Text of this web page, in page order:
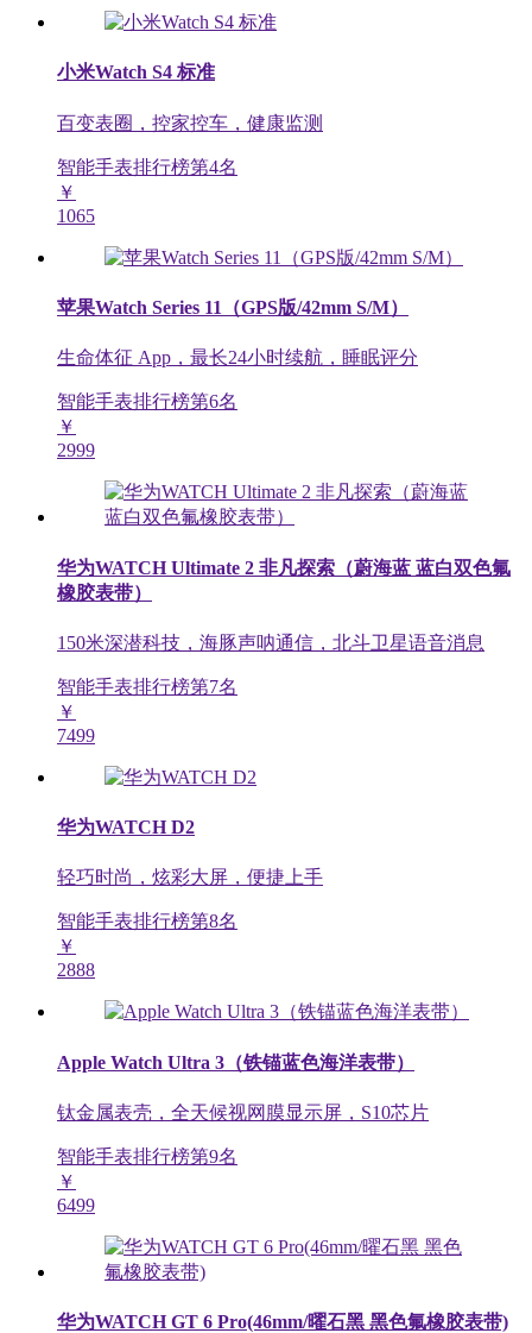
小米Watch S4 标准
百变表圈，控家控车，健康监测
智能手表排行榜第4名
￥
1065
苹果Watch Series 11（GPS版/42mm S/M）
生命体征 App，最长24小时续航，睡眠评分
智能手表排行榜第6名
￥
2999
华为WATCH Ultimate 2 非凡探索（蔚海蓝 蓝白双色氟
橡胶表带）
150米深潜科技，海豚声呐通信，北斗卫星语音消息
智能手表排行榜第7名
￥
7499
华为WATCH D2
轻巧时尚，炫彩大屏，便捷上手
智能手表排行榜第8名
￥
2888
Apple Watch Ultra 3（铁锚蓝色海洋表带）
钛金属表壳，全天候视网膜显示屏，S10芯片
智能手表排行榜第9名
￥
6499
华为WATCH GT 6 Pro(46mm/曜石黑 黑色氟橡胶表带)